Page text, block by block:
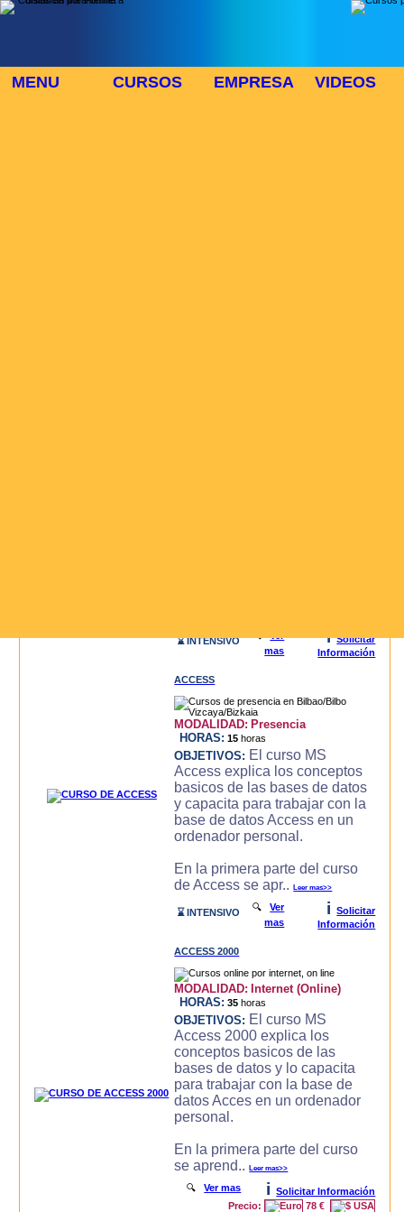
MENU CURSOS EMPRESA VIDEOS
⌛ INTENSIVO
mas
i Solicitar
Información
ACCESS
MODALIDAD: Presencia
HORAS: 15 horas
OBJETIVOS: El curso MS
Access explica los conceptos
basicos de las bases de datos
y capacita para trabajar con la
base de datos Access en un
ordenador personal.
En la primera parte del curso
de Access se apr..Leer mas>>
⌛ INTENSIVO 🔍Ver
mas
i
Solicitar
Información
ACCESS 2000
MODALIDAD: Internet (Online)
HORAS: 35 horas
OBJETIVOS: El curso MS
Access 2000 explica los
conceptos basicos de las
bases de datos y lo capacita
para trabajar con la base de
datos Acces en un ordenador
personal.
En la primera parte del curso
se aprend..Leer mas>>
🔍Ver mas i
Solicitar Información
Precio:
78 €